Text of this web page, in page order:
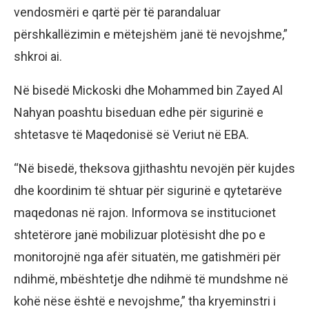
vendosmëri e qartë për të parandaluar
përshkallëzimin e mëtejshëm janë të nevojshme,”
shkroi ai.
Në bisedë Mickoski dhe Mohammed bin Zayed Al
Nahyan poashtu biseduan edhe për sigurinë e
shtetasve të Maqedonisë së Veriut në EBA.
“Në bisedë, theksova gjithashtu nevojën për kujdes
dhe koordinim të shtuar për sigurinë e qytetarëve
maqedonas në rajon. Informova se institucionet
shtetërore janë mobilizuar plotësisht dhe po e
monitorojnë nga afër situatën, me gatishmëri për
ndihmë, mbështetje dhe ndihmë të mundshme në
kohë nëse është e nevojshme,” tha kryeminstri i